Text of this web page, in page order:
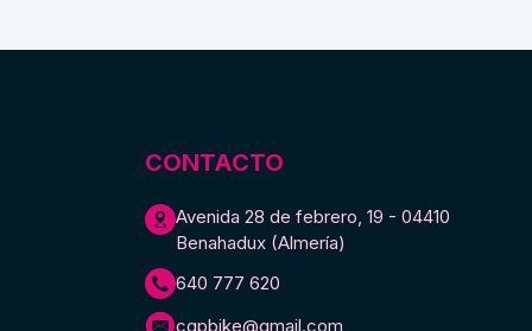
grande
CONTACTO
Avenida 28 de febrero, 19 - 04410
Benahadux (Almería)
640 777 620
cgpbike@gmail.com